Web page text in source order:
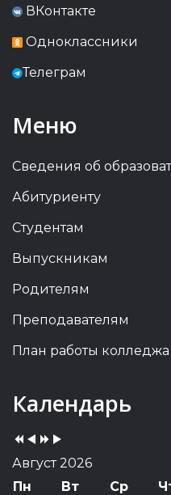
ВКонтакте
Одноклассники
Телеграм
Меню
Сведения об
Абитуриенту
Студентам
Выпускникам
Родителям
Преподавателям
План работы колледжа
Календарь
Previous
Year
Previous
Month
YearMonth
Август 2026
Пн
Вт Ср